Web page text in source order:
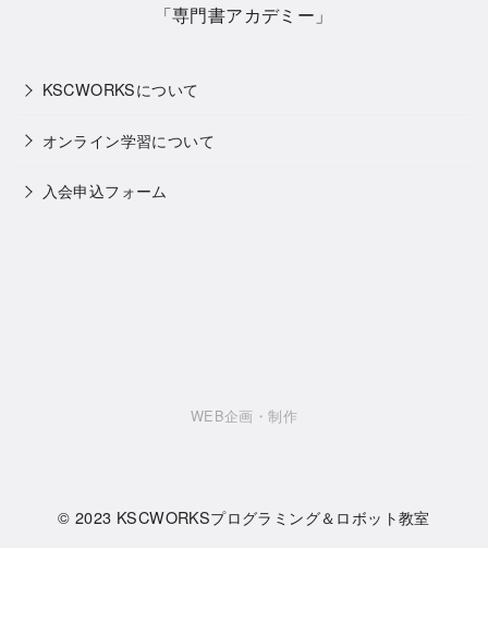
「専門書アカデミー」
KSCWORKSについて
オンライン学習について
入会申込フォーム
WEB企画・制作
© 2023 KSCWORKSプログラミング＆ロボット教室